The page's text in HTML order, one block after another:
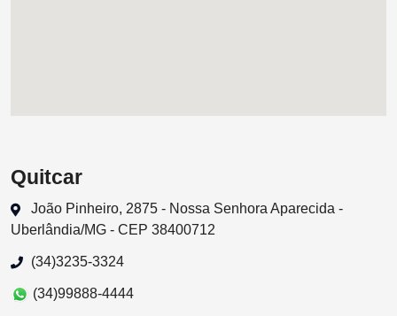
Quitcar
João Pinheiro, 2875 - Nossa Senhora Aparecida -
Uberlândia/MG - CEP 38400712
(34)3235-3324
(34)99888-4444